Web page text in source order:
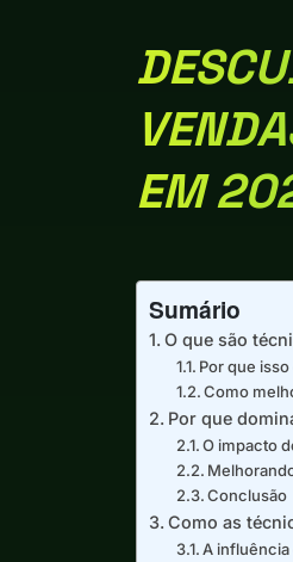
EM
Sumário
O que são
Por que
Como
Por que
O impacto
Conclusão
Como as
A